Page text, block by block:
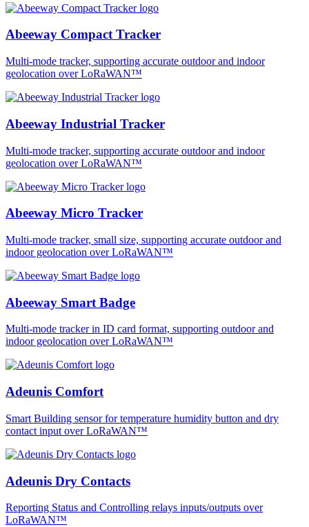
Abeeway Compact Tracker
Multi-mode tracker, supporting accurate outdoor and indoor
geolocation over LoRaWAN™
Abeeway Industrial Tracker
Multi-mode tracker, supporting accurate outdoor and indoor
geolocation over LoRaWAN™
Abeeway Micro Tracker
Multi-mode tracker, small size, supporting accurate outdoor and
indoor geolocation over LoRaWAN™
Abeeway Smart Badge
Multi-mode tracker in ID card format, supporting outdoor and
indoor geolocation over LoRaWAN™
Adeunis Comfort
Smart Building sensor for temperature humidity button and dry
contact input over LoRaWAN™
Adeunis Dry Contacts
Reporting Status and Controlling relays inputs/outputs over
LoRaWAN™